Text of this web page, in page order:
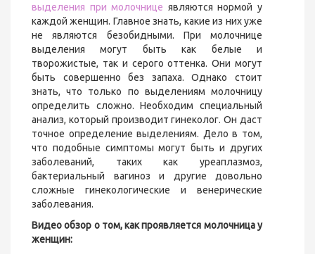
выделения при молочнице являются нормой у
каждой женщин. Главное знать, какие из них уже
не являются безобидными. При молочнице
выделения могут быть как белые и
творожистые, так и серого оттенка. Они могут
быть совершенно без запаха. Однако стоит
знать, что только по выделениям молочницу
определить сложно. Необходим специальный
анализ, который производит гинеколог. Он даст
точное определение выделениям. Дело в том,
что подобные симптомы могут быть и других
заболеваний, таких как уреаплазмоз,
бактериальный вагиноз и другие довольно
сложные гинекологические и венерические
заболевания.
Видео обзор о том, как проявляется молочница у
женщин: